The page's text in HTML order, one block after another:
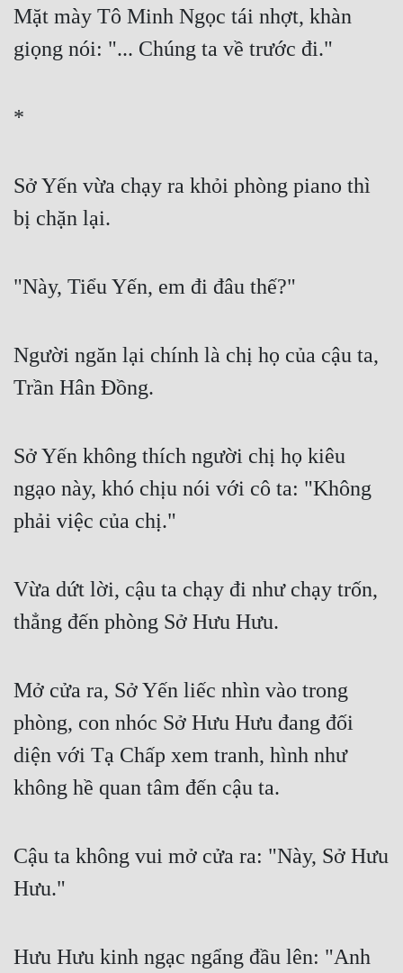
Mặt mày Tô Minh Ngọc tái nhợt, khàn
giọng nói: "... Chúng ta về trước đi."
*
Sở Yến vừa chạy ra khỏi phòng piano thì
bị chặn lại.
"Này, Tiểu Yến, em đi đâu thế?"
Người ngăn lại chính là chị họ của cậu ta,
Trần Hân Đồng.
Sở Yến không thích người chị họ kiêu
ngạo này, khó chịu nói với cô ta: "Không
phải việc của chị."
Vừa dứt lời, cậu ta chạy đi như chạy trốn,
thẳng đến phòng Sở Hưu Hưu.
Mở cửa ra, Sở Yến liếc nhìn vào trong
phòng, con nhóc Sở Hưu Hưu đang đối
diện với Tạ Chấp xem tranh, hình như
không hề quan tâm đến cậu ta.
Cậu ta không vui mở cửa ra: "Này, Sở Hưu
Hưu."
Hưu Hưu kinh ngạc ngẩng đầu lên: "Anh